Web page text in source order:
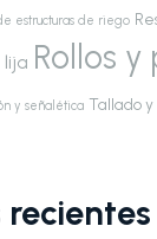
estructuras de riego
lija Rollos y
y señalética Tallado